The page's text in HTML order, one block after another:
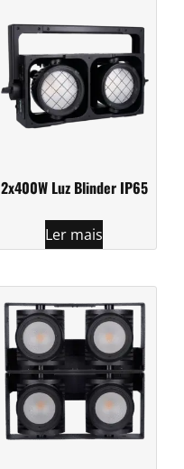
2x400W Luz Blinder IP65
Ler mais